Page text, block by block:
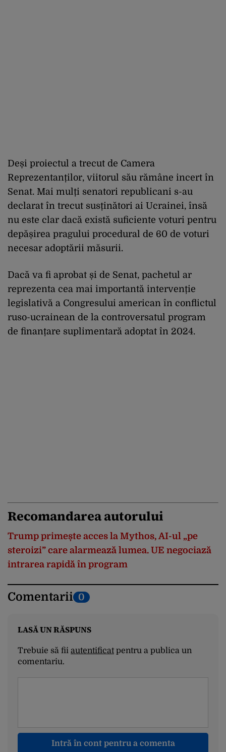
Deși proiectul a trecut de Camera
Reprezentanților, viitorul său rămâne incert în
Senat. Mai mulți senatori republicani s-au
declarat în trecut susținători ai Ucrainei, însă
nu este clar dacă există suficiente voturi pentru
depășirea pragului procedural de 60 de voturi
necesar adoptării măsurii.
Dacă va fi aprobat și de Senat, pachetul ar
reprezenta cea mai importantă intervenție
legislativă a Congresului american în conflictul
ruso-ucrainean de la controversatul program
de finanțare suplimentară adoptat în 2024.
Recomandarea autorului
Trump primește acces la Mythos, AI-ul „pe
steroizi” care alarmează lumea. UE negociază
intrarea rapidă în program
Comentarii 0
LASĂ UN RĂSPUNS
Trebuie să fii autentificatpentru a publica un
comentariu.
Intră în cont pentru a comenta